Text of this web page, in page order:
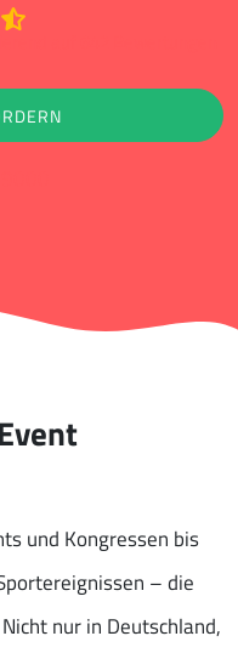
und Kongressen bis
– die
nur in Deutschland,